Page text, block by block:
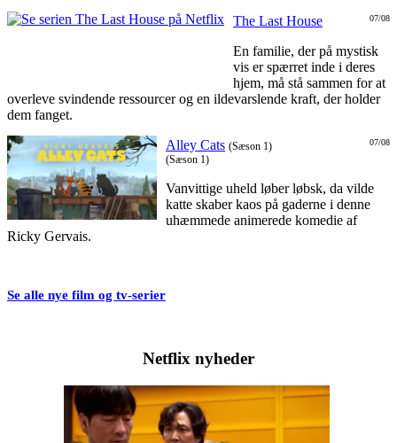
07/08
The Last House
En familie, der på mystisk
vis er spærret inde i deres
hjem, må stå sammen for at
overleve svindende ressourcer og en ildevarslende kraft, der holder
dem fanget.
07/08
Alley Cats (Sæson 1)
(Sæson 1)
Vanvittige uheld løber løbsk, da vilde
katte skaber kaos på gaderne i denne
uhæmmede animerede komedie af
Ricky Gervais.
Se alle nye film og tv-serier
Netflix nyheder